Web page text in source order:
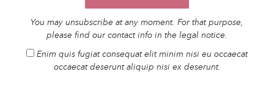
You may unsubscribe at any moment. For that purpose,
please find our contact info in the legal notice.
Enim quis fugiat consequat elit minim nisi eu occaecat
occaecat deserunt aliquip nisi ex deserunt.